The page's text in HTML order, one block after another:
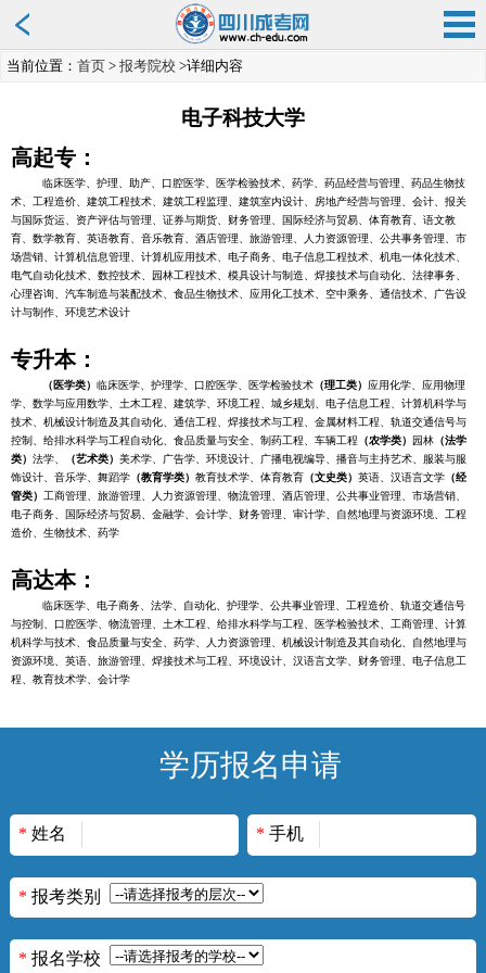
当前位置： 首页 > 报考院校 >详细内容
电子科技大学
高起专：
临床医学、护理、助产、口腔医学、医学检验技术、药学、药品经营与管理、药品生物技
术、工程造价、建筑工程技术、建筑工程监理、建筑室内设计、房地产经营与管理、会计、报关
与国际货运、资产评估与管理、证券与期货、财务管理、国际经济与贸易、体育教育、语文教
育、数学教育、英语教育、音乐教育、酒店管理、旅游管理、人力资源管理、公共事务管理、市
场营销、计算机信息管理、计算机应用技术、电子商务、电子信息工程技术、机电一体化技术、
电气自动化技术、数控技术、园林工程技术、模具设计与制造、焊接技术与自动化、法律事务、
心理咨询、汽车制造与装配技术、食品生物技术、应用化工技术、空中乘务、通信技术、广告设
计与制作、环境艺术设计
专升本：
（医学类） 临床医学、护理学、口腔医学、医学检验技术（理工类）
应用化学、应用物理
学、数学与应用数学、土木工程、建筑学、环境工程、城乡规划、电子信息工程、计算机科学与
技术、机械设计制造及其自动化、通信工程、焊接技术与工程、金属材料工程、轨道交通信号与
控制、给排水科学与工程自动化、食品质量与安全、制药工程、车辆工程 （农学类） 园林 （法学
类） 法学、 （艺术类） 美术学、广告学、环境设计、广播电视编导、播音与主持艺术、服装与服
饰设计、音乐学、舞蹈学 （教育学类） 教育技术学、体育教育 （文史类） 英语、汉语言文学 （经
管类） 工商管理、旅游管理、人力资源管理、物流管理、酒店管理、公共事业管理、市场营销、
电子商务、国际经济与贸易、金融学、会计学、财务管理、审计学、自然地理与资源环境、工程
造价、生物技术、药学
高达本：
临床医学、电子商务、法学、自动化、护理学、公共事业管理、工程造价、轨道交通信号
与控制、口腔医学、物流管理、土木工程、给排水科学与工程、医学检验技术、工商管理、计算
机科学与技术、食品质量与安全、药学、人力资源管理、机械设计制造及其自动化、自然地理与
资源环境、英语、旅游管理、焊接技术与工程、环境设计、汉语言文学、财务管理、电子信息工
程、教育技术学、会计学
学历报名申请
* 姓名 * 手机
* 报考类别
* 报名学校